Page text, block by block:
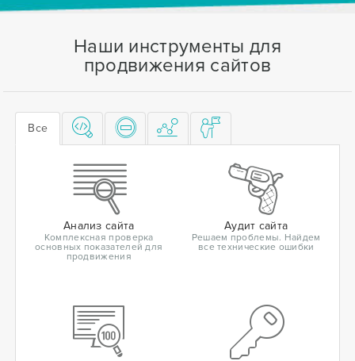
Наши инструменты для
продвижения сайтов
Все
Анализ сайта
Комплексная проверка
основных показателей для
продвижения
Аудит сайта
Решаем проблемы. Найдем
все технические ошибки